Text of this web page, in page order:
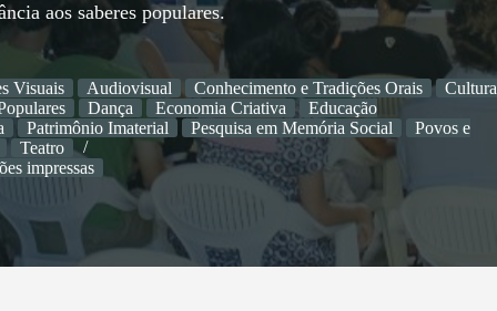
aos saberes populares.
Visuais Audiovisual Conhecimento e Tradições Orais
Cultura
Dança Economia Criativa
Educação
Patrimônio Imaterial Pesquisa em Memória Social
Povos e
Teatro
impressas